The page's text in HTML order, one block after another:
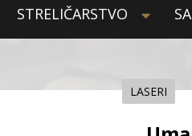
STRELIČARSTVO
LASERI